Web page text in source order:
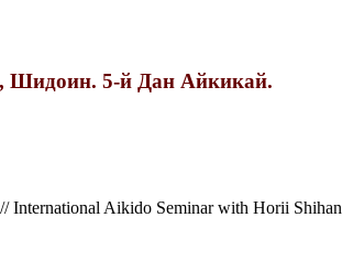
Шидоин. 5-й Дан Айкикай.
//International Aikido Seminar with Horii Shihan